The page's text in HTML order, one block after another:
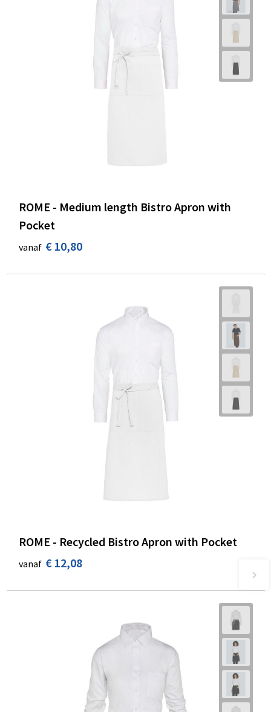
ROME - Medium length Bistro Apron with
Pocket
vanaf € 10,80
ROME - Recycled Bistro Apron with Pocket
vanaf € 12,08